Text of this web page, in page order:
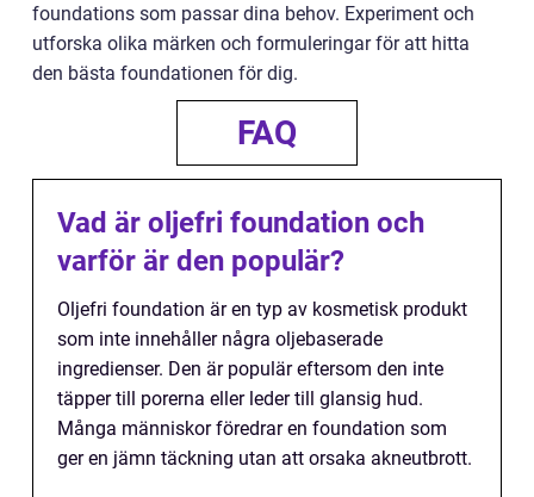
foundations som passar dina behov. Experiment och
utforska olika märken och formuleringar för att hitta
den bästa foundationen för dig.
FAQ
Vad är oljefri foundation och
varför är den populär?
Oljefri foundation är en typ av kosmetisk produkt
som inte innehåller några oljebaserade
ingredienser. Den är populär eftersom den inte
täpper till porerna eller leder till glansig hud.
Många människor föredrar en foundation som
ger en jämn täckning utan att orsaka akneutbrott.